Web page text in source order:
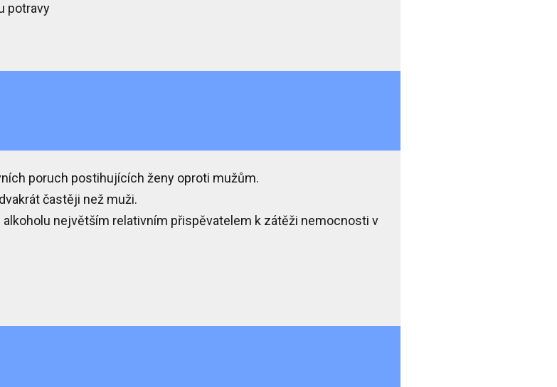
potravy
poruch postihujících ženy oproti mužům.
častěji než muži.
největším relativním přispěvatelem k zátěži nemocnosti v